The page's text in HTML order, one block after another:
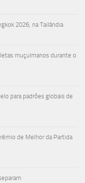
2026, na Tailândia
muçulmanos durante o
para padrões globais de
de Melhor da Partida